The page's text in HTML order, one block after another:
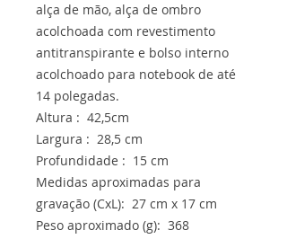
alça de mão, alça de ombro
acolchoada com revestimento
antitranspirante e bolso interno
acolchoado para notebook de até
14 polegadas.
Altura : 42,5cm
Largura : 28,5 cm
Profundidade : 15 cm
Medidas aproximadas para
gravação (CxL): 27 cm x 17 cm
Peso aproximado (g): 368